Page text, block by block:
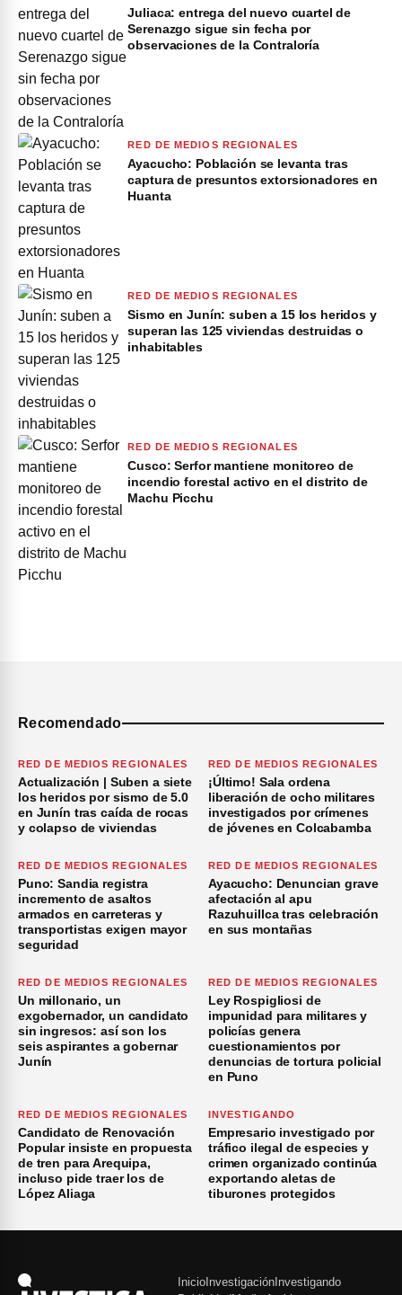
Juliaca: entrega del nuevo cuartel de
Serenazgo sigue sin fecha por
observaciones de la Contraloría
RED DE MEDIOS REGIONALES
Ayacucho: Población se levanta tras
captura de presuntos extorsionadores en
Huanta
RED DE MEDIOS REGIONALES
Sismo en Junín: suben a 15 los heridos y
superan las 125 viviendas destruidas o
inhabitables
RED DE MEDIOS REGIONALES
Cusco: Serfor mantiene monitoreo de
incendio forestal activo en el distrito de
Machu Picchu
Recomendado
RED DE MEDIOS REGIONALES
Actualización | Suben a siete
los heridos por sismo de 5.0
en Junín tras caída de rocas
y colapso de viviendas
RED DE MEDIOS REGIONALES
¡Último! Sala ordena
liberación de ocho militares
investigados por crímenes
de jóvenes en Colcabamba
RED DE MEDIOS REGIONALES
Puno: Sandia registra
incremento de asaltos
armados en carreteras y
transportistas exigen mayor
seguridad
RED DE MEDIOS REGIONALES
Ayacucho: Denuncian grave
afectación al apu
Razuhuillca tras celebración
en sus montañas
RED DE MEDIOS REGIONALES
Un millonario, un
exgobernador, un candidato
sin ingresos: así son los
seis aspirantes a gobernar
Junín
RED DE MEDIOS REGIONALES
Ley Rospigliosi de
impunidad para militares y
policías genera
cuestionamientos por
denuncias de tortura policial
en Puno
RED DE MEDIOS REGIONALES
Candidato de Renovación
Popular insiste en propuesta
de tren para Arequipa,
incluso pide traer los de
López Aliaga
INVESTIGANDO
Empresario investigado por
tráfico ilegal de especies y
crimen organizado continúa
exportando aletas de
tiburones protegidos
Inicio Investigación Investigando